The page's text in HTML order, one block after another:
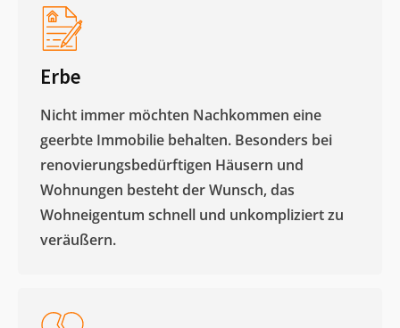
Erbe
Nicht immer möchten Nachkommen eine
geerbte Immobilie behalten. Besonders bei
renovierungsbedürftigen Häusern und
Wohnungen besteht der Wunsch, das
Wohneigentum schnell und unkompliziert zu
veräußern. ​